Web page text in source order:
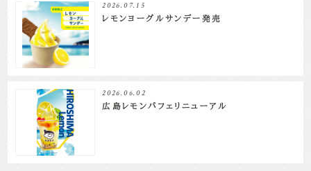
2026.07.15
レモンヨーグルサンデー発売
2026.06.02
広島レモンパフェリニューアル